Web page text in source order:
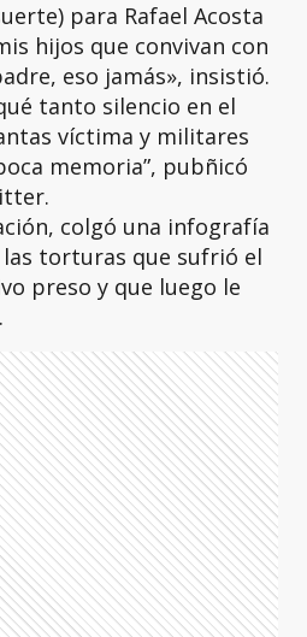
para Rafael Acosta
hijos que convivan con
eso jamás», insistió.
tanto silencio en el
víctima y militares
memoria”, pubñicó
colgó una infografía
torturas que sufrió el
preso y que luego le